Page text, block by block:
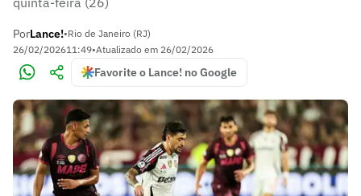
PorLance!•Rio de Janeiro (RJ)
26/02/202611:49•Atualizado em 26/02/2026
Favorite o Lance! no Google